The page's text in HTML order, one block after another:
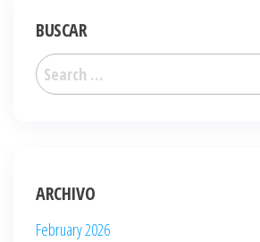
BUSCAR
Search
for:
ARCHIVO
February 2026